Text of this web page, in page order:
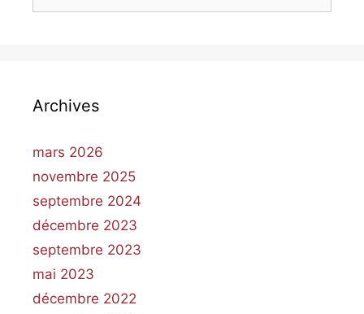
Archives
mars 2026
novembre 2025
septembre 2024
décembre 2023
septembre 2023
mai 2023
décembre 2022